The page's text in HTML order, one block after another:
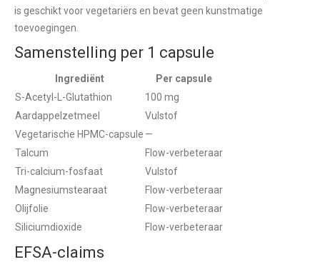
is geschikt voor vegetariërs en bevat geen kunstmatige
toevoegingen.
Samenstelling per 1 capsule
Ingrediënt
Per capsule
S-Acetyl-L-Glutathion
100 mg
Aardappelzetmeel
Vulstof
Vegetarische HPMC-capsule —
Talcum
Flow-verbeteraar
Tri-calcium-fosfaat
Vulstof
Magnesiumstearaat
Flow-verbeteraar
Olijfolie
Flow-verbeteraar
Siliciumdioxide
Flow-verbeteraar
EFSA-claims